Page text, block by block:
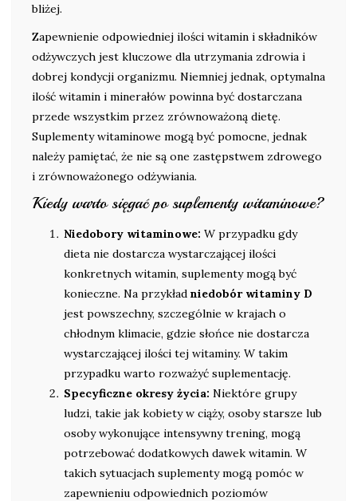
bliżej.
Zapewnienie odpowiedniej ilości witamin i składników
odżywczych jest kluczowe dla utrzymania zdrowia i
dobrej kondycji organizmu. Niemniej jednak, optymalna
ilość witamin i minerałów powinna być dostarczana
przede wszystkim przez zrównoważoną dietę.
Suplementy witaminowe mogą być pomocne, jednak
należy pamiętać, że nie są one zastępstwem zdrowego
i zrównoważonego odżywiania.
Kiedy warto sięgać po suplementy witaminowe?
Niedobory witaminowe: W przypadku gdy
dieta nie dostarcza wystarczającej ilości
konkretnych witamin, suplementy mogą być
konieczne. Na przykład niedobór witaminy D
jest powszechny, szczególnie w krajach o
chłodnym klimacie, gdzie słońce nie dostarcza
wystarczającej ilości tej witaminy. W takim
przypadku warto rozważyć suplementację.
Specyficzne okresy życia: Niektóre grupy
ludzi, takie jak kobiety w ciąży, osoby starsze lub
osoby wykonujące intensywny trening, mogą
potrzebować dodatkowych dawek witamin. W
takich sytuacjach suplementy mogą pomóc w
zapewnieniu odpowiednich poziomów